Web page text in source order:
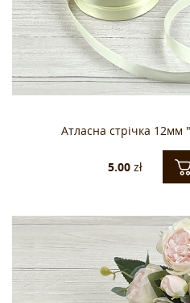
Атласна стрічка 12мм
5.00zł